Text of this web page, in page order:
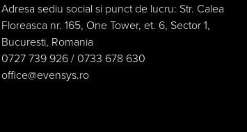
Adresa sediu social si punct de lucru: Str. Calea
Floreasca nr. 165, One Tower, et. 6, Sector 1,
Bucuresti, Romania
0727 739 926 / 0733 678 630
office@evensys.ro